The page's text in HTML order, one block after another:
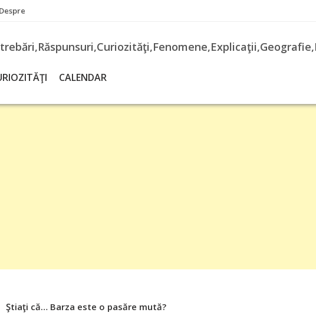
Despre
CALENDAR
Ştiaţi că… Barza este o pasăre mută?
Știați că… Roşiile îsi păstrează substanţele benefice organismului